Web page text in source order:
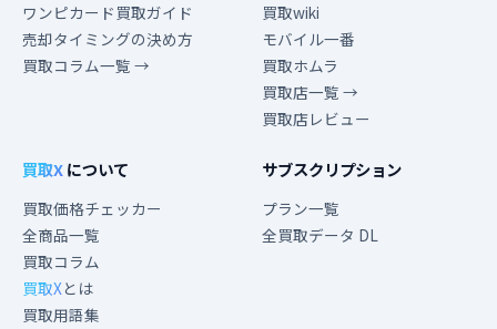
ワンピカード買取ガイド
売却タイミングの決め方
買取コラム一覧 →
買取wiki
モバイル一番
買取ホムラ
買取店一覧 →
買取店レビュー
買取Xについて
買取価格チェッカー
全商品一覧
買取コラム
買取Xとは
買取用語集
サブスクリプション
プラン一覧
全買取データ DL